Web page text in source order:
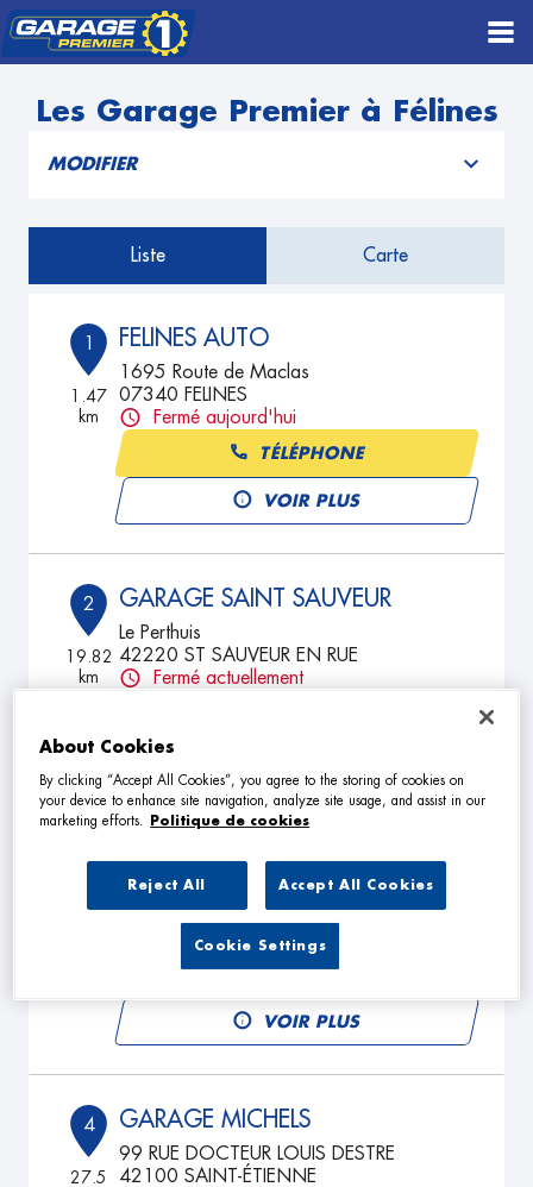
Les Garage Premier à Félines
MODIFIER
Liste Carte
1
1.47
km
FELINES AUTO
1695 Route de Maclas
07340 FELINES
Fermé aujourd'hui
TÉLÉPHONE
VOIR PLUS
2
19.82
km
GARAGE SAINT SAUVEUR
Le Perthuis
42220 ST SAUVEUR EN RUE
Fermé actuellement
3 ETS MASTANTUONO
48 RUE DES MARTYRS DE LA RESISTANCE
42800 RIVE-DE-GIER
Fermé actuellement
TÉLÉPHONE
VOIR PLUS
4
27.5
GARAGE MICHELS
99 RUE DOCTEUR LOUIS DESTRE
42100 SAINT-ÉTIENNE
About Cookies
By clicking “Accept All Cookies”, you agree to the storing of cookies on
your device to enhance site navigation, analyze site usage, and assist in our
marketing efforts.
Politique de cookies
Reject All Accept All Cookies
Cookie Settings